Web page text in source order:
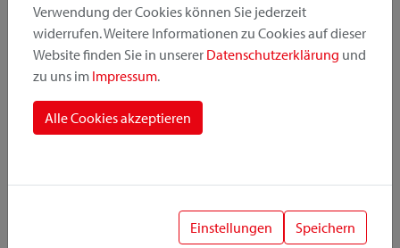
Befestigungssystem
Verwendung der Cookies können Sie jederzeit
widerrufen. Weitere Informationen zu Cookies auf dieser
Website finden Sie in unserer Datenschutzerklärung und
zu uns im Impressum.
Alle Cookies akzeptieren
Einstellungen Speichern